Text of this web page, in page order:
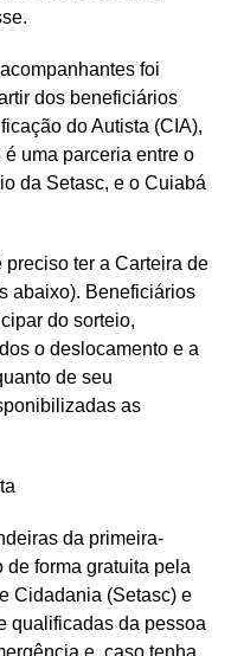
foi
dos beneficiários
do Autista (CIA),
uma parceria entre o
da Setasc, e o Cuiabá
ter a Carteira de
abaixo). Beneficiários
do sorteio,
o deslocamento e a
de seu
as
da primeira-
forma gratuita pela
Cidadania (Setasc) e
qualificadas da pessoa
e, caso tenha,